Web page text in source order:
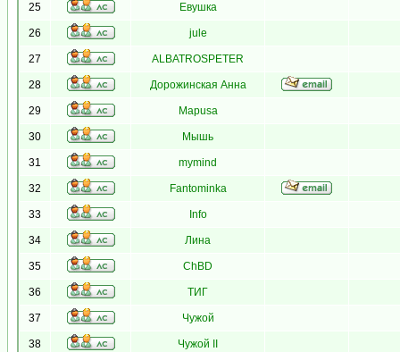
25 Евушка
26 jule
27 ALBATROSPETER
28 Дорожинская Анна
29 Mapusa
30 Мышь
31 mymind
32 Fantominka
33 Info
34 Лина
35 ChBD
36 ТИГ
37 Чужой
38 Чужой II